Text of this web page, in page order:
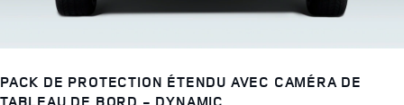
PACK DE PROTECTION ÉTENDU AVEC CAMÉRA DE